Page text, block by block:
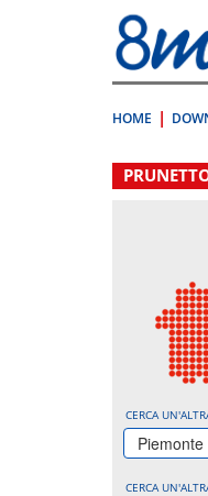
direttamente
a:
HOME
.
CERCA
Piemonte
CERCA